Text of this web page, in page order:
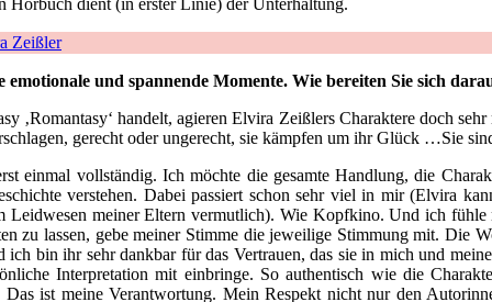
Zeißler
und spannende Momente. Wie bereiten Sie sich
‚Romantasy‘ handelt, agieren Elvira Zeißlers Charaktere doch
gerecht oder ungerecht, sie kämpfen um ihr Glück …Sie
einmal vollständig. Ich möchte die gesamte Handlung, die
verstehen. Dabei passiert schon sehr viel in mir (Elvira
Leidwesen meiner Eltern vermutlich). Wie Kopfkino. Und ich
zu lassen, gebe meiner Stimme die jeweilige Stimmung mit. Die
bin ihr sehr dankbar für das Vertrauen, das sie in mich und
Interpretation mit einbringe. So authentisch wie die
ist meine Verantwortung. Mein Respekt nicht nur den